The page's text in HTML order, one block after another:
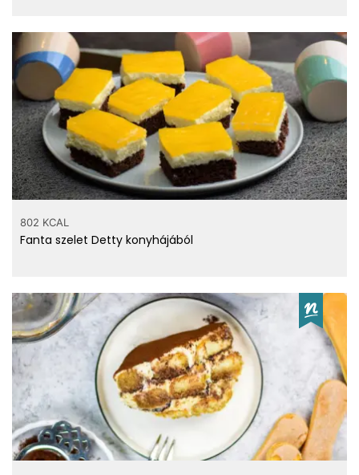
szénhidrát
37 g
cukor 1.75 g
víz 3 g
vitaminok
Tiamin - B1 vitamin
Pantoténsav - B5 vitamin 0.254 mg
Folát 32 µg
Kolin 12 mg
Lutein+zeaxantin 38 µg
E vitamin 0.1 mg
K vitamin 2.5 µg
802 KCAL
Fanta szelet Detty konyhájából